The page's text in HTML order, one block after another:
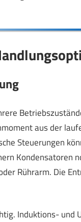
aus der
Steuerungen
Kondensatoren
Rührarm. Die
Induktions-